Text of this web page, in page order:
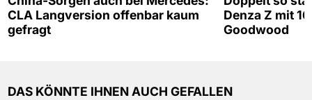
CLA Langversion offenbar kaum
gefragt
Denza Z mit
Goodwood
DAS KÖNNTE IHNEN AUCH GEFALLEN